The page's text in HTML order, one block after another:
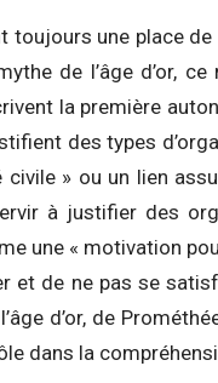
toujours une place
de l’âge d’or,
la première
des types
» ou un lien
à justifier des
une « motivation
et de ne pas se
d’or, de
dans la